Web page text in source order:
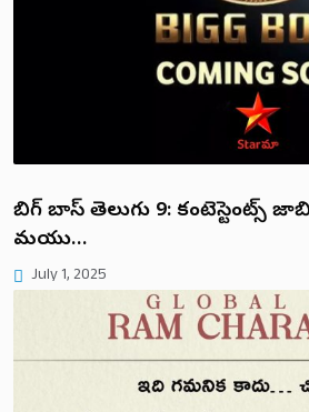
బిగ్ బాస్ తెలుగు 9: కంటెస్టెంట్స్
మరియు…
July 1, 2025